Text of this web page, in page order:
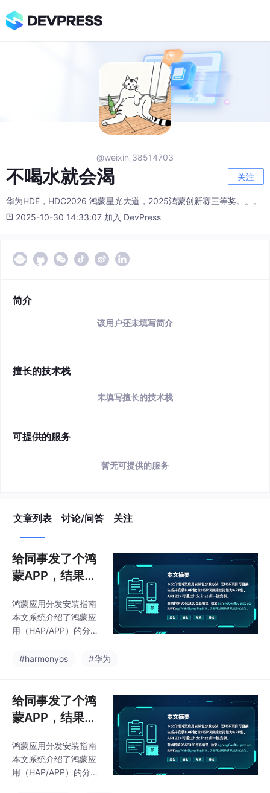
@weixin_38514703
不喝水就会渴 关注
华为HDE，HDC2026 鸿蒙星光大道，2025鸿蒙创新赛三等奖。。。
2025-10-30 14:33:07 加入 DevPress
简介
该用户还未填写简介
擅长的技术栈
未填写擅长的技术栈
可提供的服务
暂无可提供的服务
文章列表 讨论/问答 关注
给同事发了个鸿
蒙APP，结果安
避坑指南请收好
鸿蒙应用分发安装指南
本文系统介绍了鸿蒙应
用（HAP/APP）的分发
同项目结构下的打包方
置hdc工具和环境变
量，开启设备调试 无H
SP项目：直接分发HAP
vEco工具和模拟器拖拽
安装 含HSP项目：推荐
打包为APP格式，从API
#harmonyos #华为
给同事发了个鸿
蒙APP，结果安
避坑指南请收好
鸿蒙应用分发安装指南
本文系统介绍了鸿蒙应
用（HAP/APP）的分发